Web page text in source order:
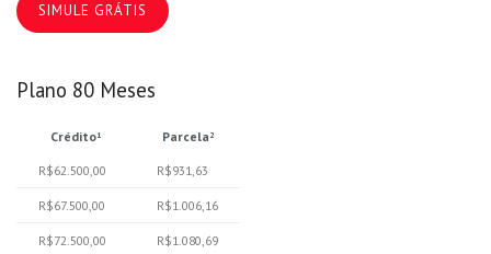
SIMULE GRÁTIS
Plano 80 Meses
Crédito1 Parcela 2
R$62.500,00 R$931,63
R$67.500,00 R$1.006,16
R$72.500,00 R$1.080,69